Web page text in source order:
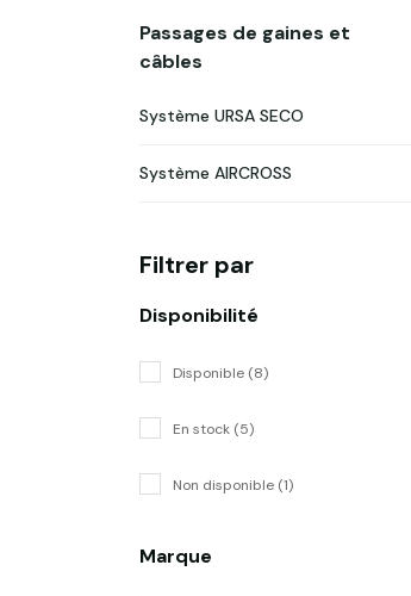
Passages de gaines et
câbles
Système URSA SECO
Système AIRCROSS
Filtrer par
Disponibilité
Disponible (8)
En stock (5)
Non disponible (1)
Marque